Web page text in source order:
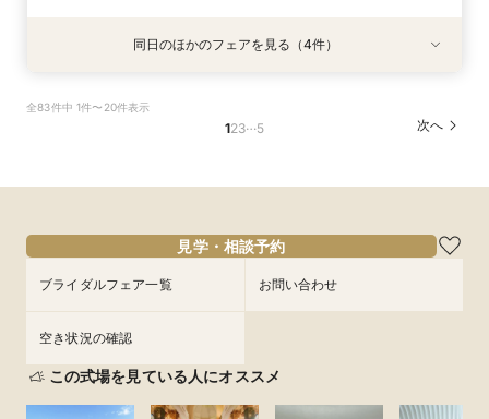
特典あり
8/29
国産牛や伊勢海老を含む豪華本番フルコース試食
付きフェア♪ご成約で挙式当日のスイートルーム
9:30〜
10:00〜
フェアを予約
特典あり
8/29
牛や伊勢海老を含む豪華本番フルコース試食付き
フェア♪ご成約で挙式当日のスイートルーム宿泊
9:30〜
14:00〜
フェアを予約
特典あり
8/29
数検討×限定の豪華特典付き】見積り徹底比較
9:30〜
10:00〜
15:00〜
フェアを予約
8/29
け相談・見学フェア
同日のほかのフェアを見る（4件）
全83件中 1件〜20件表示
123…5 次へ
見学・相談予約
ブライダルフェア一覧 お問い合わせ
空き状況の確認
この式場を見ている人にオススメ